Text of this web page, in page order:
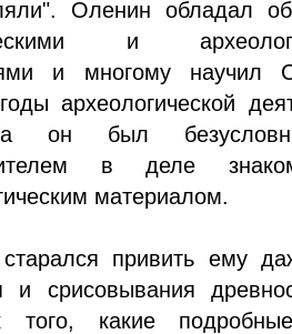
Оленин обладал
и
и многому научил
археологической
он был
в деле
материалом.
привить ему
и срисовывания
того, какие